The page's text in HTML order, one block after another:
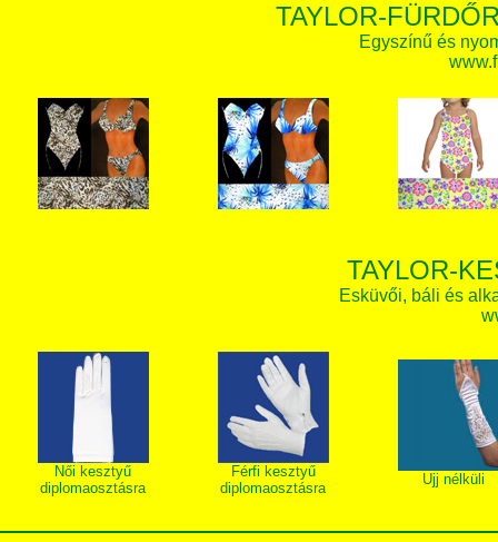
TAYLOR-
Egyszínű és
TAYLOR-
Esküvői, báli és
Női kesztyű
diplomaosztásra
Férfi kesztyű
diplomaosztásra
Ujj nélküli